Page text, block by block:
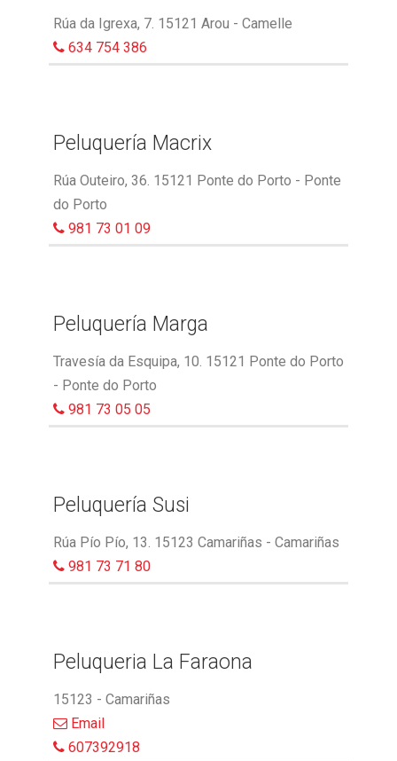
Rúa da Igrexa, 7. 15121 Arou - Camelle
634 754 386
Peluquería Macrix
Rúa Outeiro, 36. 15121 Ponte do Porto - Ponte
do Porto
981 73 01 09
Peluquería Marga
Travesía da Esquipa, 10. 15121 Ponte do Porto
- Ponte do Porto
981 73 05 05
Peluquería Susi
Rúa Pío Pío, 13. 15123 Camariñas - Camariñas
981 73 71 80
Peluqueria La Faraona
15123 - Camariñas
Email
607392918